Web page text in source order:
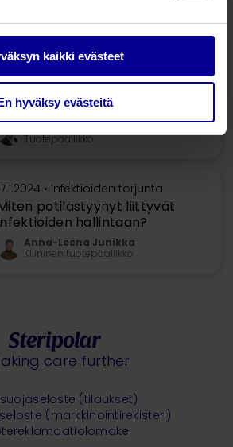
kaikki evästeet
hyväksy evästeitä
Pad Air Assist
lisää
Tuotepäällikkö
• Infektioiden torjunta
potilastyynyt liittyvät
hallintaan?
Anna-Leena Junikka
Kliininen tuotepäällikkö
care further
(tilaukset)
(markkinointirekisteri)